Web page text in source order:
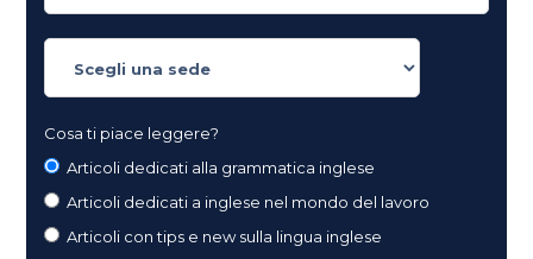
Cosa ti piace leggere?
Articoli dedicati alla grammatica inglese
Articoli dedicati a inglese nel mondo del lavoro
Articoli con tips e new sulla lingua inglese